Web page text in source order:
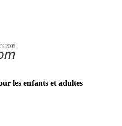
les enfants et adultes